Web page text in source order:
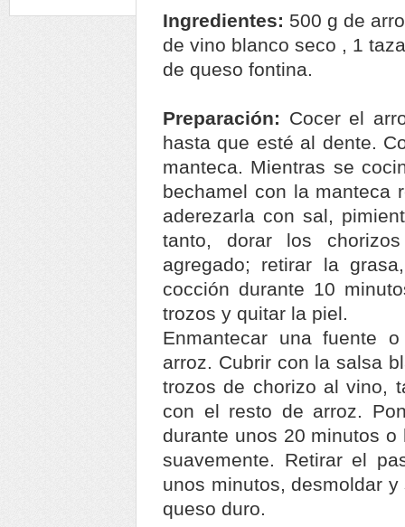
Ingredientes: 500 g de
de vino blanco seco , 1
de queso fontina.
Preparación: Cocer el
hasta que esté al dente.
manteca. Mientras se
bechamel con la manteca
aderezarla con sal,
tanto, dorar los
agregado; retirar la
cocción durante 10
trozos y quitar la piel.
Enmantecar una fuente
arroz. Cubrir con la salsa
trozos de chorizo al vino,
con el resto de arroz.
durante unos 20 minutos
suavemente. Retirar el
unos minutos, desmoldar
queso duro.